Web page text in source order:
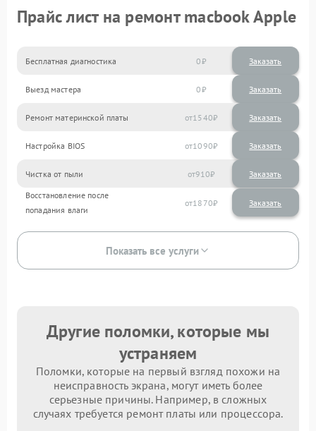
Прайс лист на ремонт macbook Apple
Бесплатная диагностика 0 Заказать
Выезд мастера 0 Заказать
Ремонт материнской платы 1540
Настройка BIOS 1090
Чистка от пыли 910
Восстановление после
попадания влаги
1870
Показать все услуги
Другие поломки, которые мы
устраняем
Поломки, которые на первый взгляд похожи на
неисправность экрана, могут иметь более
серьезные причины. Например, в сложных
случаях требуется ремонт платы или процессора.